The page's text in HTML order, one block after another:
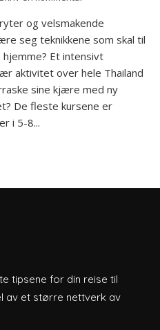
og velsmakende
seg teknikkene som skal til
Et intensivt
aktivitet over hele Thailand
sine kjære med ny
De fleste kursene er
i 5-8...
tipsene for din reise til
av et større nettverk av